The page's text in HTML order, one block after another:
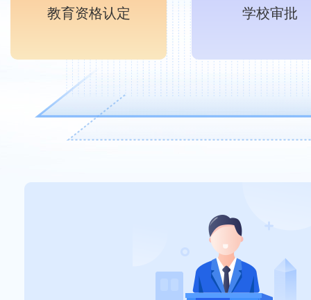
教育资格认定 学校审批